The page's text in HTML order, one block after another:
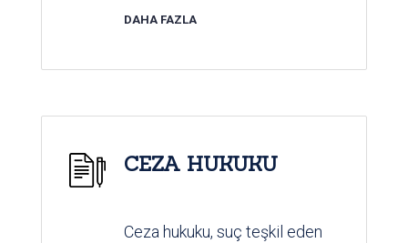
DAHA FAZLA
CEZA HUKUKU
Ceza hukuku, suç teşkil eden